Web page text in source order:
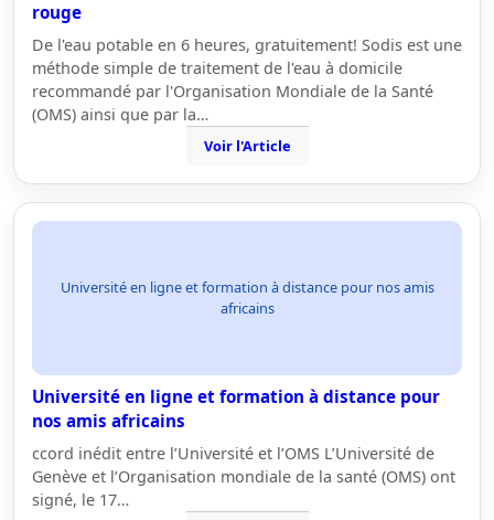
rouge
De l'eau potable en 6 heures, gratuitement! Sodis est une
méthode simple de traitement de l'eau à domicile
recommandé par l'Organisation Mondiale de la Santé
(OMS) ainsi que par la…
Voir l'Article
Université en ligne et formation à distance pour nos amis
africains
Université en ligne et formation à distance pour
nos amis africains
ccord inédit entre l’Université et l’OMS L’Université de
Genève et l’Organisation mondiale de la santé (OMS) ont
signé, le 17…